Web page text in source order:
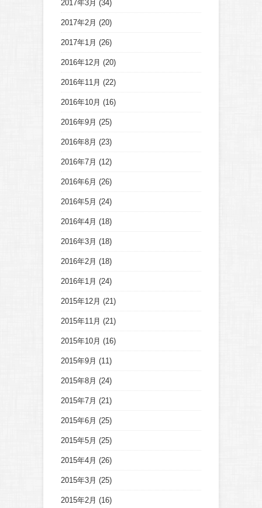
2017年3月 (34)
2017年2月 (20)
2017年1月 (26)
2016年12月 (20)
2016年11月 (22)
2016年10月 (16)
2016年9月 (25)
2016年8月 (23)
2016年7月 (12)
2016年6月 (26)
2016年5月 (24)
2016年4月 (18)
2016年3月 (18)
2016年2月 (18)
2016年1月 (24)
2015年12月 (21)
2015年11月 (21)
2015年10月 (16)
2015年9月 (11)
2015年8月 (24)
2015年7月 (21)
2015年6月 (25)
2015年5月 (25)
2015年4月 (26)
2015年3月 (25)
2015年2月 (16)